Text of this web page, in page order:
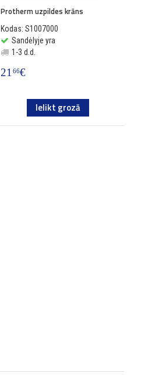
Protherm uzpildes krāns
Kodas: S1007000
Sandėlyje yra
1-3 d.d.
2166€
Ielikt grozā